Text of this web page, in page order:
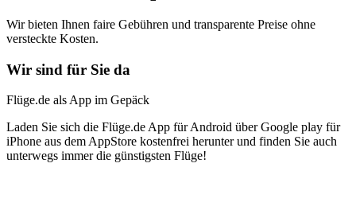
Wir bieten Ihnen faire Gebühren und transparente Preise ohne
versteckte Kosten.
Wir sind für Sie da
Flüge.de als App im Gepäck
Laden Sie sich die Flüge.de App für Android über Google play für
iPhone aus dem AppStore kostenfrei herunter und finden Sie auch
unterwegs immer die günstigsten Flüge!